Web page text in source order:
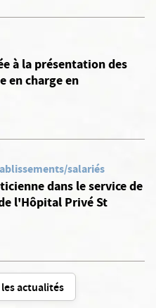
à la présentation des
en charge en
salariés
dans le service de
l'Hôpital Privé St
actualités